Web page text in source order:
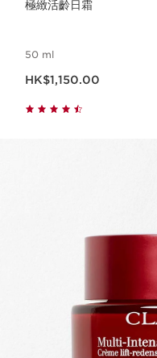
極緻活齡日霜
50 ml
HK$1,150.00